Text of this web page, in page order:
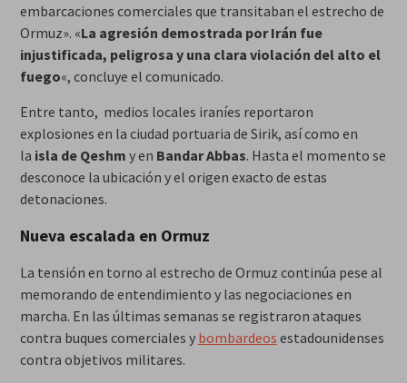
embarcaciones comerciales que transitaban el estrecho de
Ormuz». «La agresión demostrada por Irán fue
injustificada, peligrosa y una clara violación del alto el
fuego«, concluye el comunicado.
Entre tanto, medios locales iraníes reportaron
explosiones en la ciudad portuaria de Sirik, así como en
la isla de Qeshm y en Bandar Abbas. Hasta el momento se
desconoce la ubicación y el origen exacto de estas
detonaciones.
Nueva escalada en Ormuz
La tensión en torno al estrecho de Ormuz continúa pese al
memorando de entendimiento y las negociaciones en
marcha. En las últimas semanas se registraron ataques
contra buques comerciales y bombardeos estadounidenses
contra objetivos militares.